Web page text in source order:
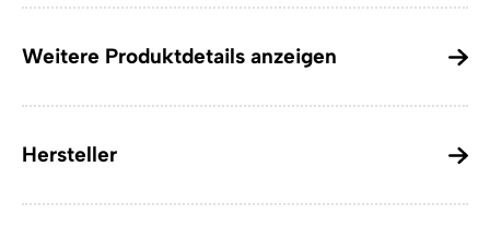
Weitere Produktdetails anzeigen
Hersteller